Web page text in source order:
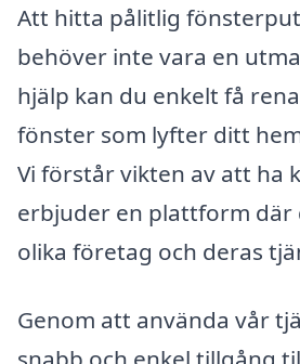
Att hitta pålitlig
behöver inte vara en
hjälp kan du enkelt få
fönster som lyfter ditt
Vi förstår vikten av att ha
erbjuder en plattform där
olika företag och deras
Genom att använda vår